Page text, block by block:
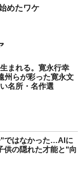
めたワケ
まれる。寛永行幸
州らが彩った寛永文
名所・名作選
ではなかった…AIに
供の隠れた才能と"向